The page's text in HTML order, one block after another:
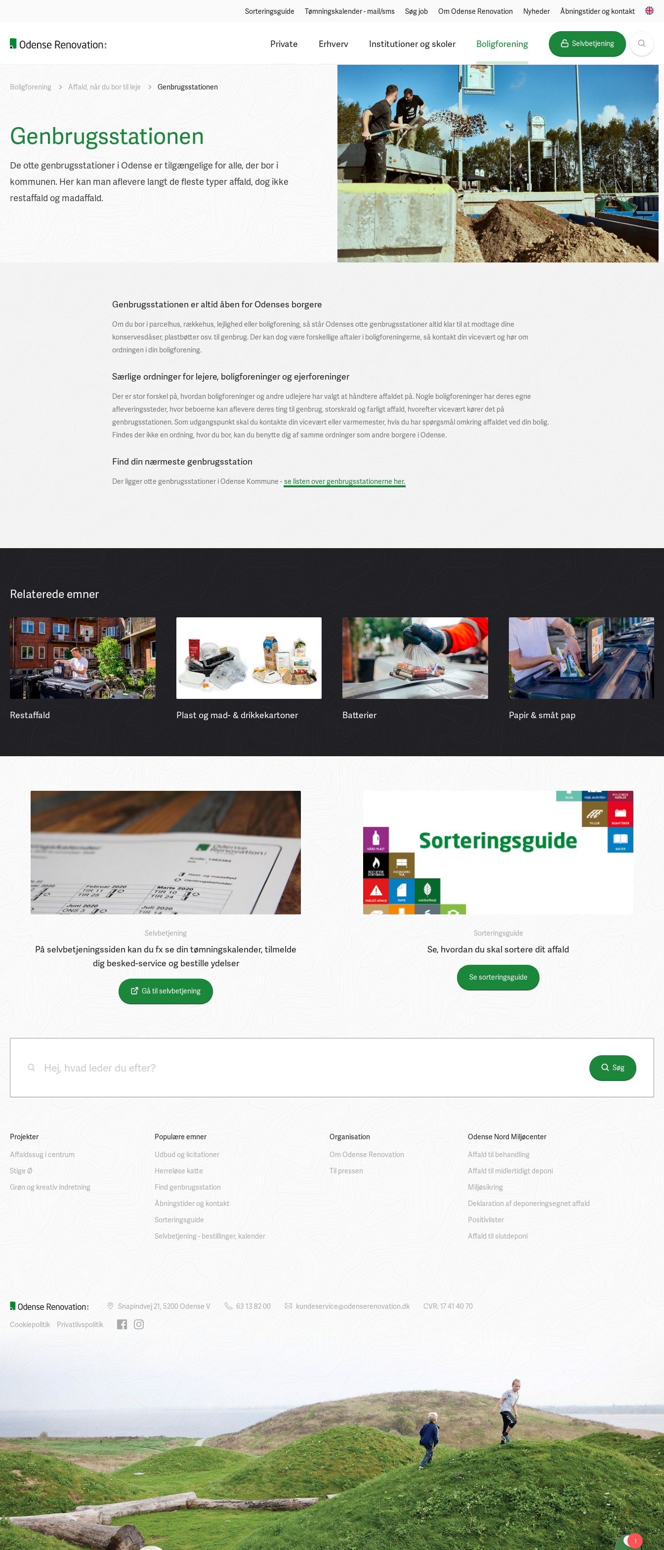
Sorteringsguide Tømningskalender - mail/sms Søg job Om Odense Renovation Nyheder Åbningstider og kontakt
Private Erhverv Institutioner og skoler Boligforening Selvbetjening
Boligforening Affald, når du bor til leje Genbrugsstationen
Genbrugsstationen
De otte genbrugsstationer i Odense er tilgængelige for alle, der bor i
kommunen. Her kan man aflevere langt de fleste typer affald, dog ikke
restaffald og madaffald.
Genbrugsstationen er altid åben for Odenses borgere
Om du bor i parcelhus, rækkehus, lejlighed eller boligforening, så står Odenses otte genbrugsstationer altid klar til at modtage dine
konservesdåser, plastbøtter osv. til genbrug. Der kan dog være forskellige aftaler i boligforeningerne, så kontakt din vicevært og hør om
ordningen i din boligforening.
Særlige ordninger for lejere, boligforeninger og ejerforeninger
Der er stor forskel på, hvordan boligforeninger og andre udlejere har valgt at håndtere affaldet på. Nogle boligforeninger har deres egne
afleveringssteder, hvor beboerne kan aflevere deres ting til genbrug, storskrald og farligt affald, hvorefter vicevært kører det på
genbrugsstationen. Som udgangspunkt skal du kontakte din vicevært eller varmemester, hvis du har spørgsmål omkring affaldet ved din bolig.
Findes der ikke en ordning, hvor du bor, kan du benytte dig af samme ordninger som andre borgere i Odense.
Find din nærmeste genbrugsstation
Der ligger otte genbrugsstationer i Odense Kommune - se listen over genbrugsstationerne her.
Relaterede emner
Restaffald Plast og mad- & drikkekartoner Batterier Papir & småt pap
Selvbetjening
På selvbetjeningssiden kan du fx se din tømningskalender, tilmelde
dig besked-service og bestille ydelser
Gå til selvbetjening
Sorteringsguide
Se, hvordan du skal sortere dit affald
Se sorteringsguide
Søg
Projekter
Affaldssug i centrum
Stige Ø
Grøn og kreativ indretning
Populære emner
Udbud og licitationer
Herreløse katte
Find genbrugsstation
Åbningstider og kontakt
Sorteringsguide
Selvbetjening - bestillinger, kalender
Organisation
Om Odense Renovation
Til pressen
Odense Nord Miljøcenter
Affald til behandling
Affald til midlertidigt deponi
Miljøsikring
Deklaration af deponeringsegnet affald
Positivlister
Affald til slutdeponi
Snapindvej 21, 5200 Odense V 63 13 82 00 kundeservice@odenserenovation.dk
CVR: 17 41 40 70
Cookiepolitik
Privatlivspolitik